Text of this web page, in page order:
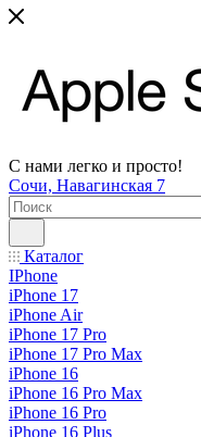
С нами легко и просто!
Сочи, Навагинская 7
Каталог
IPhone
iPhone 17
iPhone Air
iPhone 17 Pro
iPhone 17 Pro Max
iPhone 16
iPhone 16 Pro Max
iPhone 16 Pro
iPhone 16 Plus